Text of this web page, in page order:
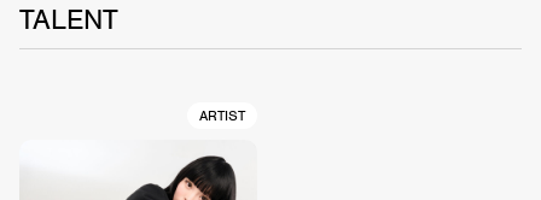
TALENT
ARTIST